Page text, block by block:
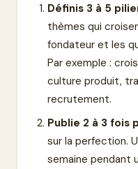
Définis 3 à 5
thèmes qui
fondateur et les
Par exemple :
culture produit,
recrutement.
Publie 2 à 3 fois
sur la perfection.
semaine pendant